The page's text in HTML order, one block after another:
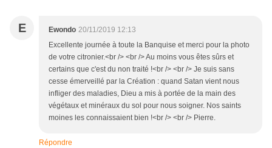
E Ewondo 20/11/2019 12:13
Excellente journée à toute la Banquise et merci pour la photo
de votre citronier.<br /> <br /> Au moins vous êtes sûrs et
certains que c'est du non traité !<br /> <br /> Je suis sans
cesse émerveillé par la Création : quand Satan vient nous
infliger des maladies, Dieu a mis à portée de la main des
végétaux et minéraux du sol pour nous soigner. Nos saints
moines les connaissaient bien !<br /> <br /> Pierre.
Répondre